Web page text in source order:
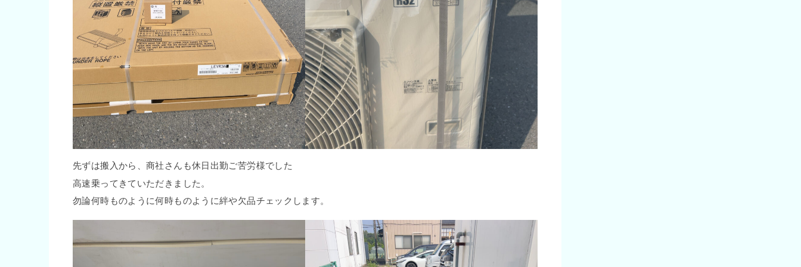
先ずは搬入から、商社さんも休日出勤ご苦労様でした
高速乗ってきていただきました。
勿論何時ものように何時ものように絆や欠品チェックします。